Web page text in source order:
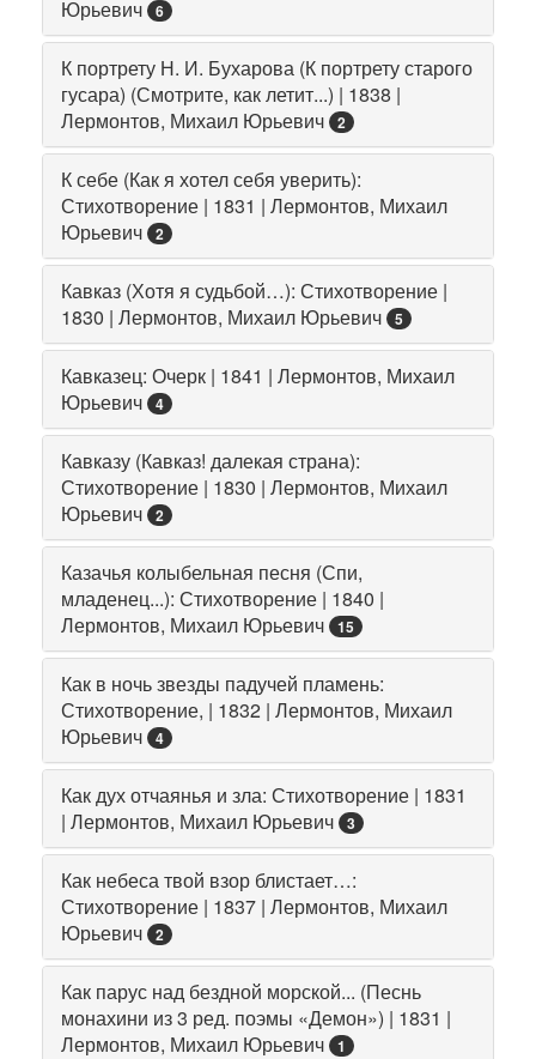
Юрьевич
6
К портрету Н. И. Бухарова (К портрету старого
гусара) (Смотрите, как летит...) | 1838 |
Лермонтов, Михаил Юрьевич
2
К себе (Как я хотел себя уверить):
Стихотворение | 1831 | Лермонтов, Михаил
Юрьевич
2
Кавказ (Хотя я судьбой…): Стихотворение |
1830 | Лермонтов, Михаил Юрьевич
5
Кавказец: Очерк | 1841 | Лермонтов, Михаил
Юрьевич
4
Кавказу (Кавказ! далекая страна):
Стихотворение | 1830 | Лермонтов, Михаил
Юрьевич
2
Казачья колыбельная песня (Спи,
младенец...): Стихотворение | 1840 |
Лермонтов, Михаил Юрьевич
15
Как в ночь звезды падучей пламень:
Стихотворение, | 1832 | Лермонтов, Михаил
Юрьевич
4
Как дух отчаянья и зла: Стихотворение | 1831
| Лермонтов, Михаил Юрьевич
3
Как небеса твой взор блистает…:
Стихотворение | 1837 | Лермонтов, Михаил
Юрьевич
2
Как парус над бездной морской... (Песнь
монахини из 3 ред. поэмы «Демон») | 1831 |
Лермонтов, Михаил Юрьевич
1